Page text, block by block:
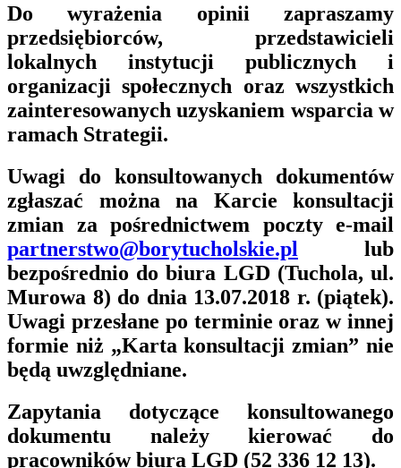
Do wyrażenia opinii zapraszamy
przedsiębiorców, przedstawicieli
lokalnych instytucji publicznych i
organizacji społecznych oraz wszystkich
zainteresowanych uzyskaniem wsparcia w
ramach Strategii.
Uwagi do konsultowanych dokumentów
zgłaszać można na Karcie konsultacji
zmian za pośrednictwem poczty e-mail
partnerstwo@borytucholskie.pl lub
bezpośrednio do biura LGD (Tuchola, ul.
Murowa 8) do dnia 13.07.2018 r. (piątek).
Uwagi przesłane po terminie oraz w innej
formie niż „Karta konsultacji zmian” nie
będą uwzględniane.
Zapytania dotyczące konsultowanego
dokumentu należy kierować do
pracowników biura LGD (52 336 12 13).